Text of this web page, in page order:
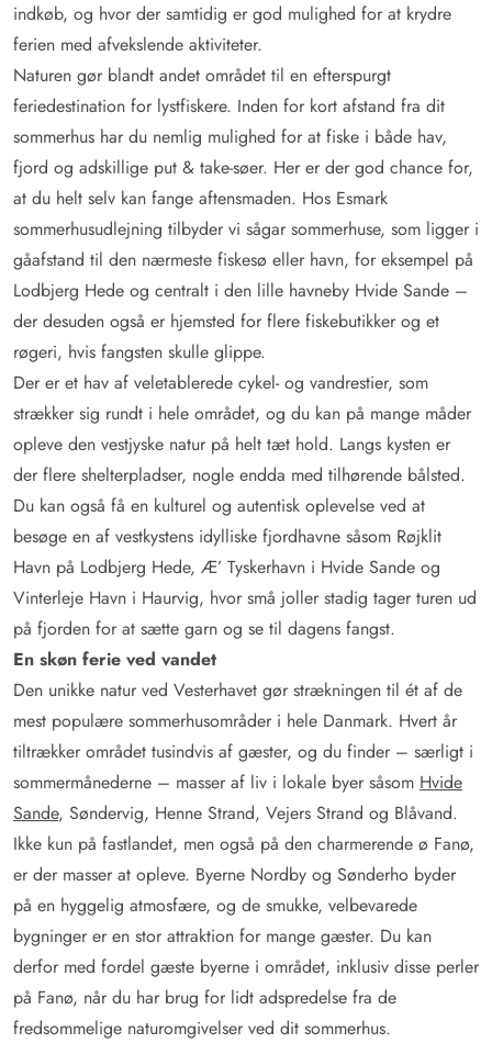
indkøb, og hvor der samtidig er god mulighed for at krydre
ferien med afvekslende aktiviteter.
Naturen gør blandt andet området til en efterspurgt
feriedestination for lystfiskere. Inden for kort afstand fra dit
sommerhus har du nemlig mulighed for at fiske i både hav,
fjord og adskillige put & take-søer. Her er der god chance for,
at du helt selv kan fange aftensmaden. Hos Esmark
sommerhusudlejning tilbyder vi sågar sommerhuse, som ligger i
gåafstand til den nærmeste fiskesø eller havn, for eksempel på
Lodbjerg Hede og centralt i den lille havneby Hvide Sande –
der desuden også er hjemsted for flere fiskebutikker og et
røgeri, hvis fangsten skulle glippe.
Der er et hav af veletablerede cykel- og vandrestier, som
strækker sig rundt i hele området, og du kan på mange måder
opleve den vestjyske natur på helt tæt hold. Langs kysten er
der flere shelterpladser, nogle endda med tilhørende bålsted.
Du kan også få en kulturel og autentisk oplevelse ved at
besøge en af vestkystens idylliske fjordhavne såsom Røjklit
Havn på Lodbjerg Hede, Æ’ Tyskerhavn i Hvide Sande og
Vinterleje Havn i Haurvig, hvor små joller stadig tager turen ud
på fjorden for at sætte garn og se til dagens fangst.
En skøn ferie ved vandet
Den unikke natur ved Vesterhavet gør strækningen til ét af de
mest populære sommerhusområder i hele Danmark. Hvert år
tiltrækker området tusindvis af gæster, og du finder – særligt i
sommermånederne – masser af liv i lokale byer såsom Hvide
Sande, Søndervig, Henne Strand, Vejers Strand og Blåvand.
Ikke kun på fastlandet, men også på den charmerende ø Fanø,
er der masser at opleve. Byerne Nordby og Sønderho byder
på en hyggelig atmosfære, og de smukke, velbevarede
bygninger er en stor attraktion for mange gæster. Du kan
derfor med fordel gæste byerne i området, inklusiv disse perler
på Fanø, når du har brug for lidt adspredelse fra de
fredsommelige naturomgivelser ved dit sommerhus.